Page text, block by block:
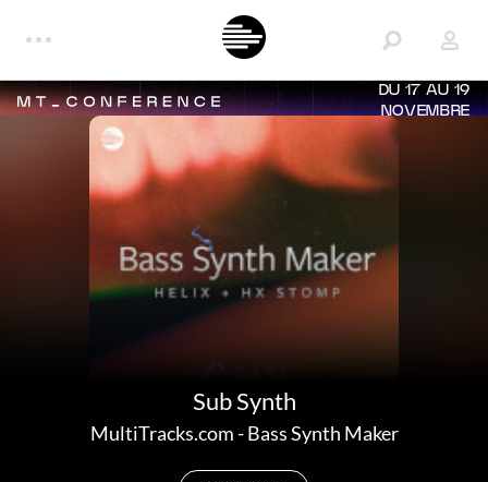
DU 17 AU 19
NOVEMBRE
Sub Synth
MultiTracks.com-Bass Synth Maker